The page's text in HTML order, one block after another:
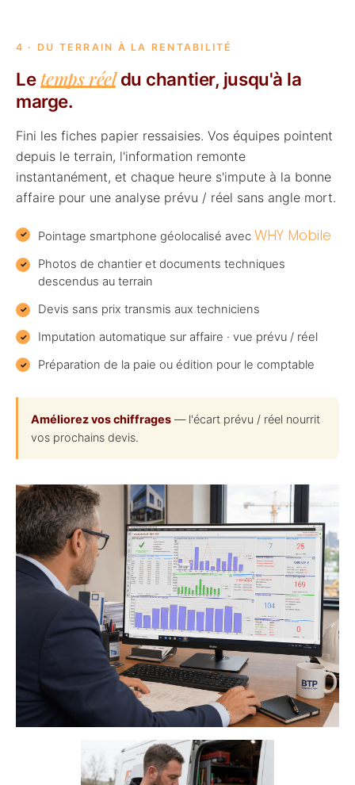
4 · DU TERRAIN À LA RENTABILITÉ
Letemps réeldu chantier, jusqu'à la
marge.
Fini les fiches papier ressaisies. Vos équipes pointent
depuis le terrain, l'information remonte
instantanément, et chaque heure s'impute à la bonne
affaire pour une analyse prévu / réel sans angle mort.
Pointage smartphone géolocalisé avec WHY Mobile
Photos de chantier et documents techniques
descendus au terrain
Devis sans prix transmis aux techniciens
Imputation automatique sur affaire · vue prévu / réel
Préparation de la paie ou édition pour le comptable
Améliorez vos chiffrages — l'écart prévu / réel nourrit
vos prochains devis.